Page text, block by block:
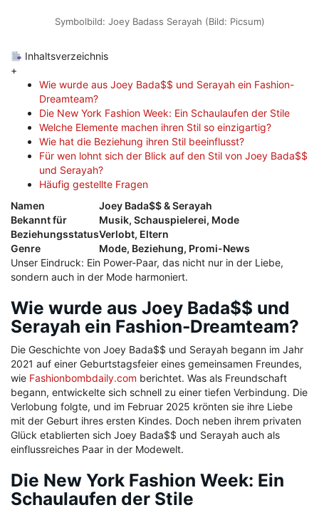
Symbolbild: Joey Badass Serayah (Bild: Picsum)
Inhaltsverzeichnis
+
Wie wurde aus Joey Bada$$ und Serayah ein Fashion-
Dreamteam?
Die New York Fashion Week: Ein Schaulaufen der Stile
Welche Elemente machen ihren Stil so einzigartig?
Wie hat die Beziehung ihren Stil beeinflusst?
Für wen lohnt sich der Blick auf den Stil von Joey Bada$$
und Serayah?
Häufig gestellte Fragen
Namen
Joey Bada$$ & Serayah
Bekannt für
Musik, Schauspielerei, Mode
BeziehungsstatusVerlobt, Eltern
Genre
Mode, Beziehung, Promi-News
Unser Eindruck: Ein Power-Paar, das nicht nur in der Liebe,
sondern auch in der Mode harmoniert.
Wie wurde aus Joey Bada$$ und
Serayah ein Fashion-Dreamteam?
Die Geschichte von Joey Bada$$ und Serayah begann im Jahr
2021 auf einer Geburtstagsfeier eines gemeinsamen Freundes,
wie Fashionbombdaily.com berichtet. Was als Freundschaft
begann, entwickelte sich schnell zu einer tiefen Verbindung. Die
Verlobung folgte, und im Februar 2025 krönten sie ihre Liebe
mit der Geburt ihres ersten Kindes. Doch neben ihrem privaten
Glück etablierten sich Joey Bada$$ und Serayah auch als
einflussreiches Paar in der Modewelt.
Die New York Fashion Week: Ein
Schaulaufen der Stile